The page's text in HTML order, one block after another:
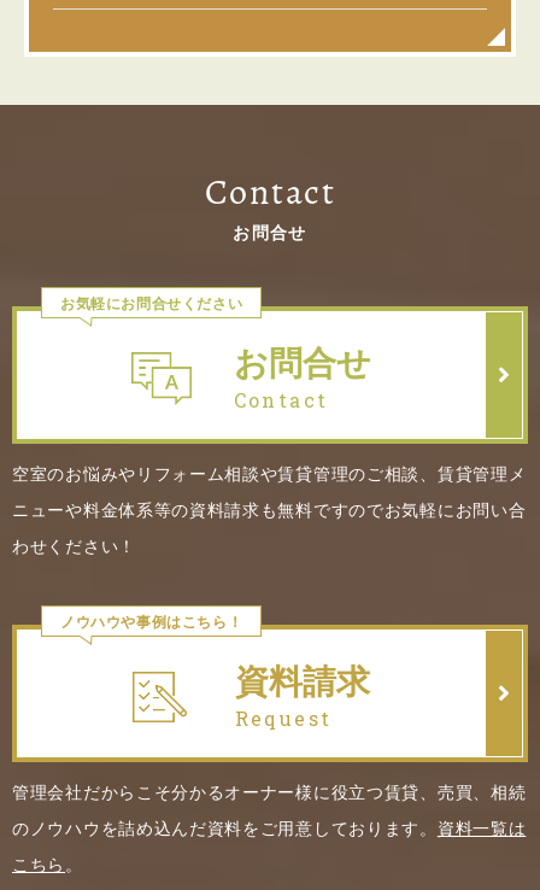
Contact
お問合せ
お気軽にお問合せください
お問合せ
Contact
空室のお悩みやリフォーム相談や賃貸管理のご相談、賃貸管理メ
ニューや料金体系等の資料請求も無料ですのでお気軽にお問い合
わせください！
ノウハウや事例はこちら！
資料請求
Request
管理会社だからこそ分かるオーナー様に役立つ賃貸、売買、相続
のノウハウを詰め込んだ資料をご用意しております。 資料一覧は
こちら 。